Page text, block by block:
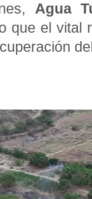
Agua
que el vital